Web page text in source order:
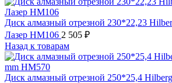
Диск алмазный отрезной 230*22,23
Лазер HM106 2 505 ₽
Назад к товарам
Диск алмазный отрезной 250*25,4